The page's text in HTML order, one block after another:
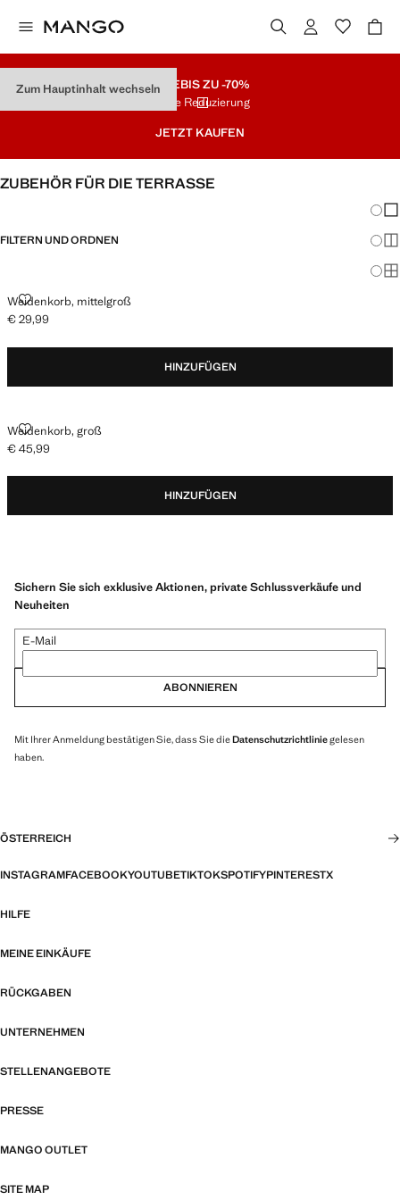
Zum Hauptinhalt wechselnSALEBIS ZU -70%
Letzte Reduzierung
JETZT KAUFEN
ZUBEHÖR FÜR DIE TERRASSE
FILTERN UND ORDNEN
Weidenkorb, mittelgroß
WEIDENKORB, MITTELGROSS
Aktueller Preis [€ 29,99 ]
€ 29,99
HINZUFÜGEN
Weidenkorb, groß
WEIDENKORB, GROSS
Aktueller Preis [€ 45,99 ]
€ 45,99
HINZUFÜGEN
Sichern Sie sich exklusive Aktionen, private Schlussverkäufe und
Neuheiten
E-Mail
ABONNIEREN
Mit Ihrer Anmeldung bestätigen Sie, dass Sie dieDatenschutzrichtliniegelesen
haben.
ÖSTERREICH
INSTAGRAMFACEBOOKYOUTUBETIKTOKSPOTIFYPINTERESTX
HILFE
MEINE EINKÄUFE
RÜCKGABEN
UNTERNEHMEN
STELLENANGEBOTE
PRESSE
MANGO OUTLET
SITE MAP